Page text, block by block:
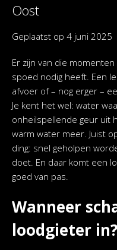
Oost
Geplaatst op 4 juni 2025
Er zijn van die
spoed nodig heeft. Een
afvoer of – nog erger –
Je kent het wel: water
onheilspellende geur uit
warm water meer. Juist
ding: snel geholpen
doet. En daar komt een
goed van pas.
Wanneer
loodgieter in?